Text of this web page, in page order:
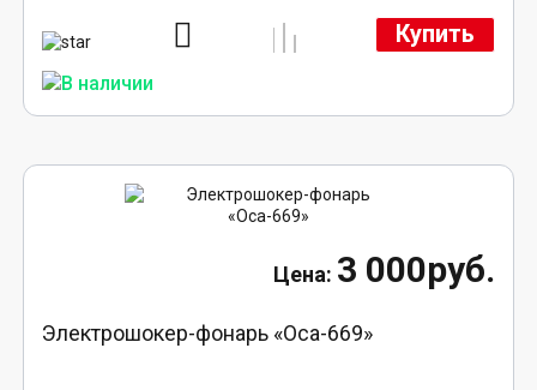
Купить
3 000руб.
Электрошокер-фонарь «Оса-669»